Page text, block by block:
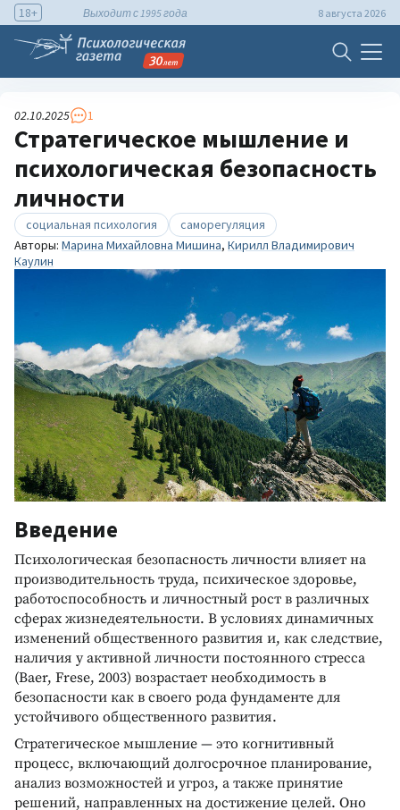
18+ Выходит с 1995 года 8 августа 2026
02.10.2025 1
Стратегическое мышление и
психологическая безопасность
личности
социальная психология
саморегуляция
Авторы: Марина Михайловна Мишина, Кирилл Владимирович
Каулин
Введение
Психологическая безопасность личности влияет на
производительность труда, психическое здоровье,
работоспособность и личностный рост в различных
сферах жизнедеятельности. В условиях динамичных
изменений общественного развития и, как следствие,
наличия у активной личности постоянного стресса
(Baer, Frese, 2003) возрастает необходимость в
безопасности как в своего рода фундаменте для
устойчивого общественного развития.
Стратегическое мышление — это когнитивный
процесс, включающий долгосрочное планирование,
анализ возможностей и угроз, а также принятие
решений, направленных на достижение целей. Оно